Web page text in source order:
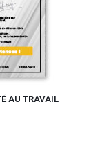
AU TRAVAIL